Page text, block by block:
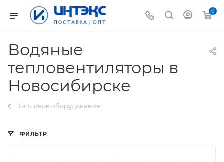
0
Водяные
тепловентиляторы в
Новосибирске
Тепловое оборудование
ФИЛЬТР